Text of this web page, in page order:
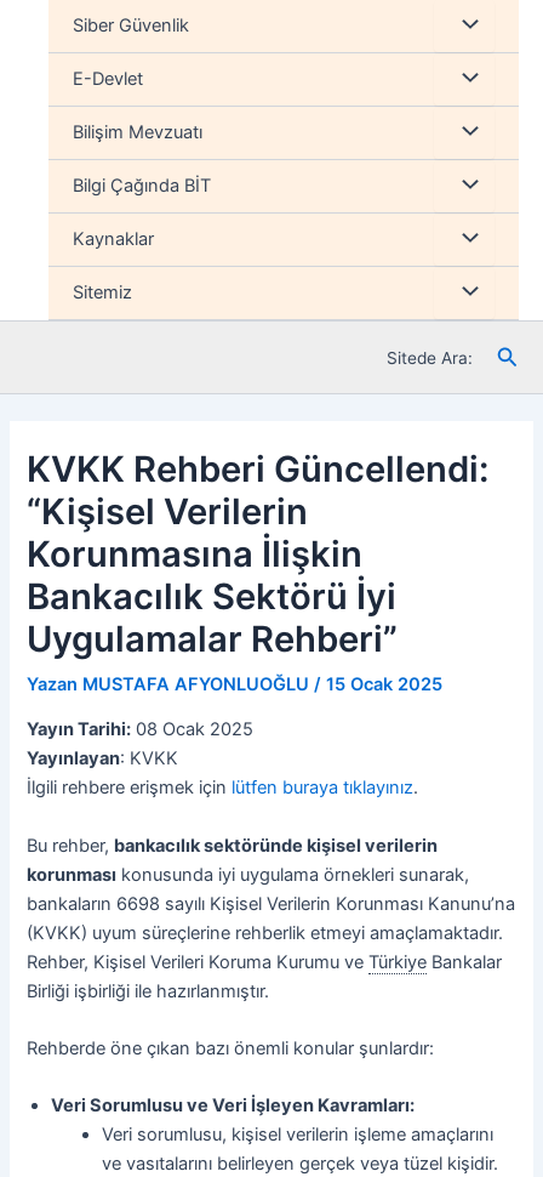
Siber Güvenlik Menu
düğmesi
E-Devlet Menu
düğmesi
Bilişim Mevzuatı Menu
düğmesi
Bilgi Çağında BİT Menu
düğmesi
Kaynaklar Menu
düğmesi
Sitemiz Menu
düğmesi
Sitede Ara:
KVKK Rehberi Güncellendi:
“Kişisel Verilerin
Korunmasına İlişkin
Bankacılık Sektörü İyi
Uygulamalar Rehberi”
Yazan MUSTAFA AFYONLUOĞLU/15 Ocak 2025
Yayın Tarihi: 08 Ocak 2025
Yayınlayan: KVKK
İlgili rehbere erişmek için lütfen buraya tıklayınız.
Bu rehber, bankacılık sektöründe kişisel verilerin
korunması konusunda iyi uygulama örnekleri sunarak,
bankaların 6698 sayılı Kişisel Verilerin Korunması Kanunu’na
(KVKK) uyum süreçlerine rehberlik etmeyi amaçlamaktadır.
Rehber, Kişisel Verileri Koruma Kurumu ve Türkiye Bankalar
Birliği işbirliği ile hazırlanmıştır.
Rehberde öne çıkan bazı önemli konular şunlardır:
Veri Sorumlusu ve Veri İşleyen Kavramları:
Veri sorumlusu, kişisel verilerin işleme amaçlarını
ve vasıtalarını belirleyen gerçek veya tüzel kişidir.